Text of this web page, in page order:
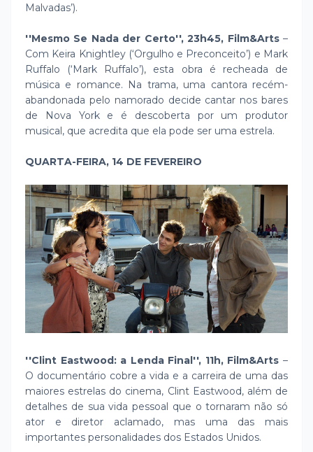
Malvadas’).
''Mesmo Se Nada der Certo'', 23h45, Film&Arts–
Com Keira Knightley (‘Orgulho e Preconceito’) e Mark
Ruffalo (‘Mark Ruffalo’), esta obra é recheada de
música e romance. Na trama, uma cantora recém-
abandonada pelo namorado decide cantar nos bares
de Nova York e é descoberta por um produtor
musical, que acredita que ela pode ser uma estrela.
QUARTA-FEIRA, 14 DE FEVEREIRO
''Clint Eastwood: a Lenda Final'', 11h, Film&Arts –
O documentário cobre a vida e a carreira de uma das
maiores estrelas do cinema, Clint Eastwood, além de
detalhes de sua vida pessoal que o tornaram não só
ator e diretor aclamado, mas uma das mais
importantes personalidades dos Estados Unidos.